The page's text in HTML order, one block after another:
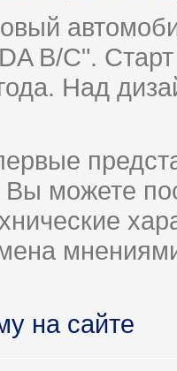
B/C".
Над
Вы можете
на сайте